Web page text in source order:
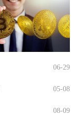
06-29
05-08
08-09